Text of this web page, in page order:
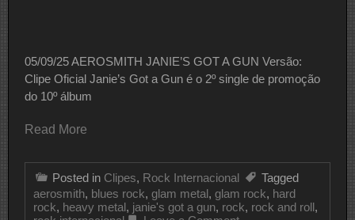
05/09/25 AEROSMITH JANIE’S GOT A GUN Versão:
Clipe Oficial Janie’s Got a Gun é o 2º single de promoção
do 10º álbum
Read More
Posted in Clipes, Rock Internacional
Tagged
aerosmith, blues rock, glam metal, glam rock, hard
rock, heavy metal, janie's got a gun, rock, rock and roll,